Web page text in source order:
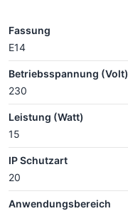
Fassung
E14
Betriebsspannung (Volt)
230
Leistung (Watt)
15
IP Schutzart
20
Anwendungsbereich